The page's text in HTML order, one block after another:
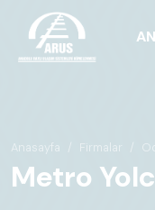
Anasayfa Firmalar
Metro